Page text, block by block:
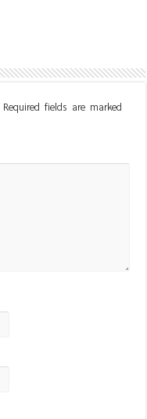
Required fields are marked